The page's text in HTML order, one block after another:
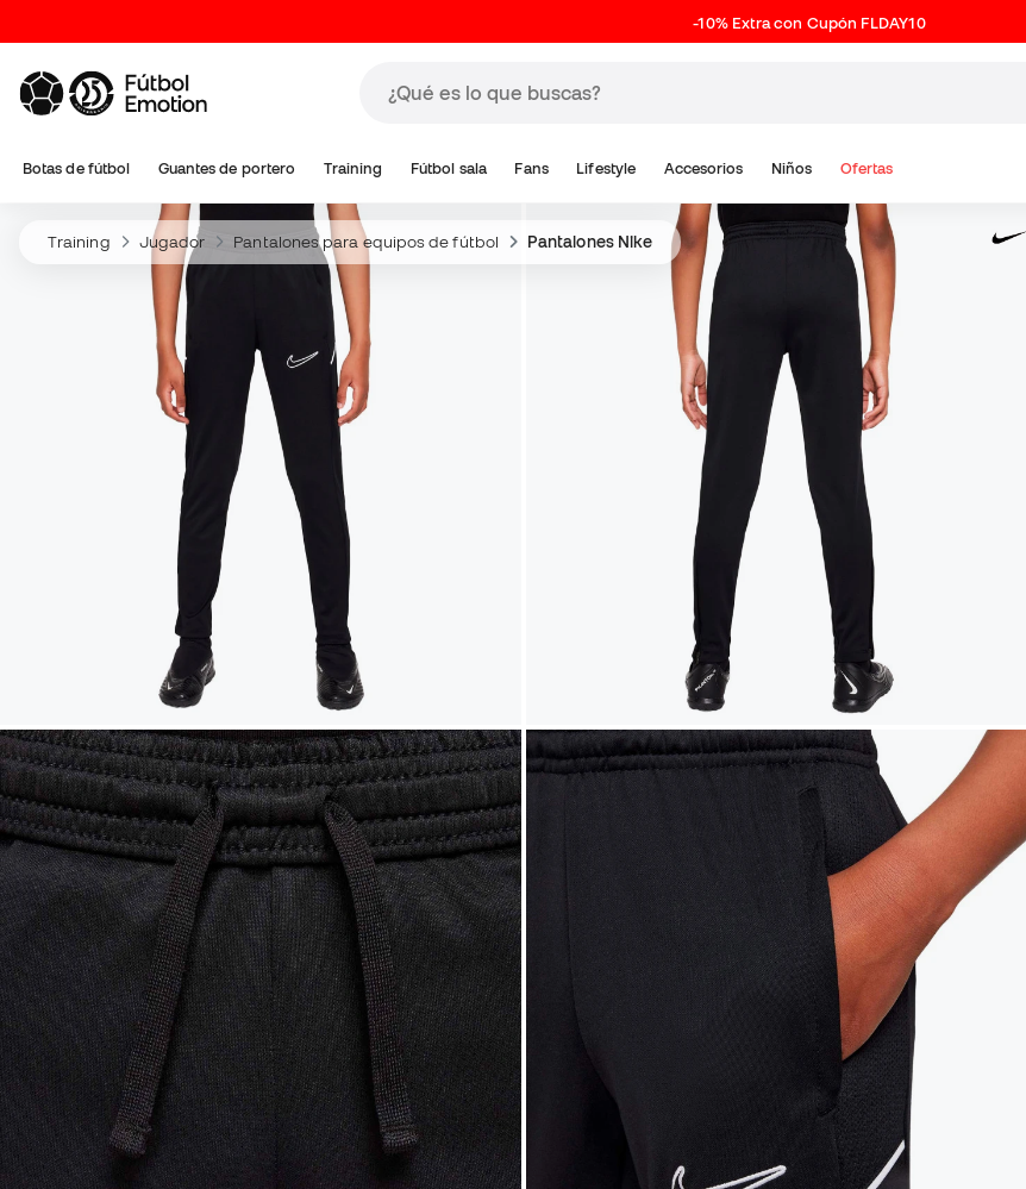
-10% Extra con Cupón FLDAY10
Botas de fútbol Guantes de portero Training Fútbol sala Fans Lifestyle Accesorios Niños Ofertas
Training Jugador Pantalones para equipos de fútbol Pantalones Nike